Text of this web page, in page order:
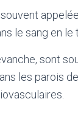
le sang en
sont
les parois